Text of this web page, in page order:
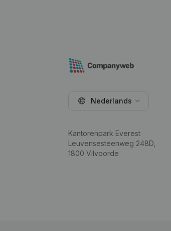
Nederlands
Kantorenpark Everest
Leuvensesteenweg 248D,
1800 Vilvoorde